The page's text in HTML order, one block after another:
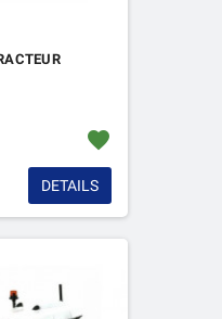
favorite
DETAILS